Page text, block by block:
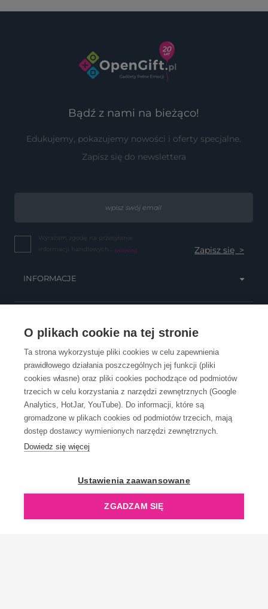
O plikach cookie na tej stronie
Ta strona wykorzystuje pliki cookies w celu zapewnienia
prawidłowego działania poszczególnych jej funkcji (pliki
cookies własne) oraz pliki cookies pochodzące od podmiotów
trzecich w celu korzystania z narzędzi zewnętrznych (Google
Analytics, HotJar, YouTube). Do informacji, które są
gromadzone w plikach cookies od podmiotów trzecich, mają
dostęp dostawcy wymienionych narzędzi zewnętrznych.
Dowiedz się więcej
Ustawienia zaawansowane
ZGADZAM SIĘ
Bądź z nami na bieżąco!
Edukujemy, pokazujemy nowości i oferty specjalne.
Zapisz się do newslettera
Wyrażam zgodę na przesyłanie
informacji handlowych... (więcej)
INFORMACJE
OBSŁUGA KLIENTA
KONTAKT
OpenGift jest częścią ReflectGroup.